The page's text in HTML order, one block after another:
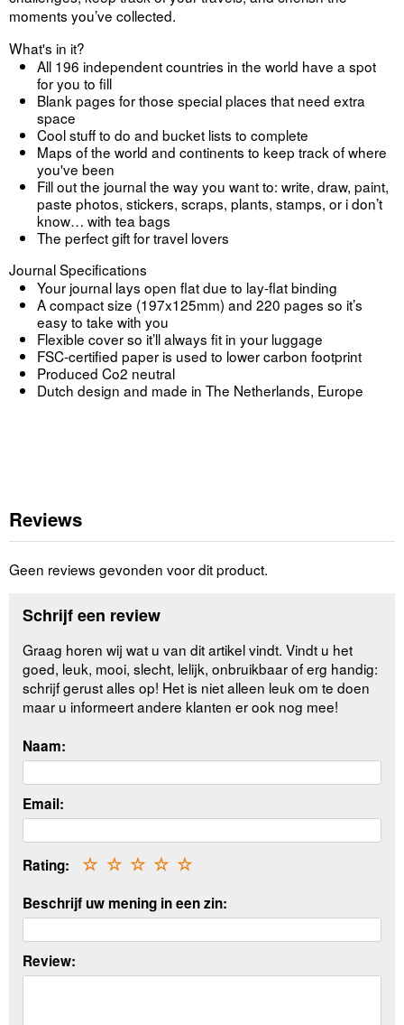
moments you’ve collected.
What's in it?
All 196 independent countries in the world have a spot
for you to fill
Blank pages for those special places that need extra
space
Cool stuff to do and bucket lists to complete
Maps of the world and continents to keep track of where
you've been
Fill out the journal the way you want to: write, draw, paint,
paste photos, stickers, scraps, plants, stamps, or i don’t
know… with tea bags
The perfect gift for travel lovers
Journal Specifications
Your journal lays open flat due to lay-flat binding
A compact size (197x125mm) and 220 pages so it’s
easy to take with you
Flexible cover so it’ll always fit in your luggage
FSC-certified paper is used to lower carbon footprint
Produced Co2 neutral
Dutch design and made in The Netherlands, Europe
Reviews
Geen reviews gevonden voor dit product.
Schrijf een review
Graag horen wij wat u van dit artikel vindt. Vindt u het
goed, leuk, mooi, slecht, lelijk, onbruikbaar of erg handig:
schrijf gerust alles op! Het is niet alleen leuk om te doen
maar u informeert andere klanten er ook nog mee!
Naam:
Email:
Rating: ☆
☆
☆
☆
☆
Beschrijf uw mening in een zin:
Review: